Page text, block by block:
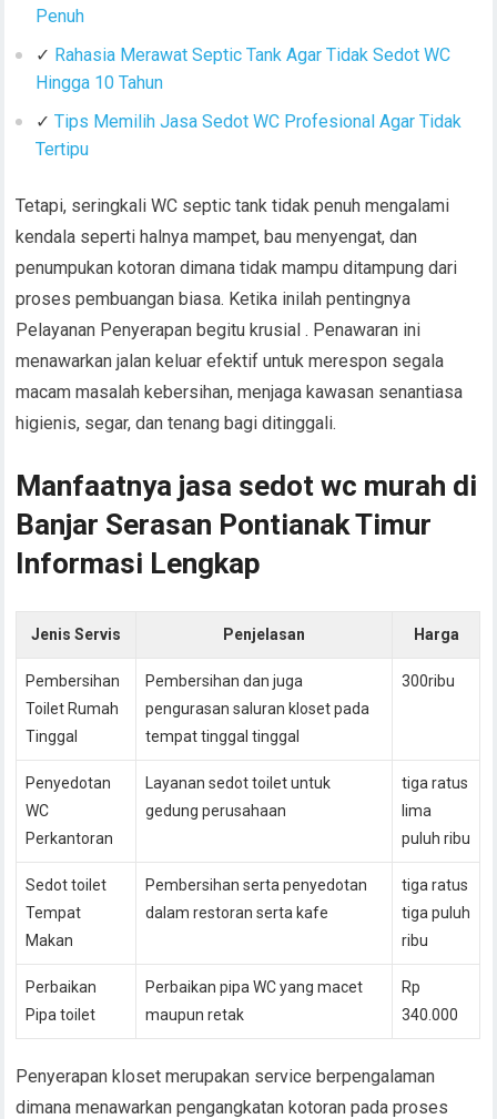
Penuh
✓ Rahasia Merawat Septic Tank Agar Tidak Sedot WC
Hingga 10 Tahun
✓ Tips Memilih Jasa Sedot WC Profesional Agar Tidak
Tertipu
Tetapi, seringkali WC septic tank tidak penuh mengalami
kendala seperti halnya mampet, bau menyengat, dan
penumpukan kotoran dimana tidak mampu ditampung dari
proses pembuangan biasa. Ketika inilah pentingnya
Pelayanan Penyerapan begitu krusial . Penawaran ini
menawarkan jalan keluar efektif untuk merespon segala
macam masalah kebersihan, menjaga kawasan senantiasa
higienis, segar, dan tenang bagi ditinggali.
Manfaatnya jasa sedot wc murah di
Banjar Serasan Pontianak Timur
Informasi Lengkap
Jenis Servis Penjelasan Harga
Pembersihan
Toilet Rumah
Tinggal
Pembersihan dan juga
pengurasan saluran kloset pada
tempat tinggal tinggal
300ribu
Penyedotan
WC
Perkantoran
Layanan sedot toilet untuk
gedung perusahaan
tiga ratus
lima
puluh ribu
Sedot toilet
Tempat
Makan
Pembersihan serta penyedotan
dalam restoran serta kafe
tiga ratus
tiga puluh
ribu
Perbaikan
Pipa toilet
Perbaikan pipa WC yang macet
maupun retak
Rp
340.000
Penyerapan kloset merupakan service berpengalaman
dimana menawarkan pengangkatan kotoran pada proses